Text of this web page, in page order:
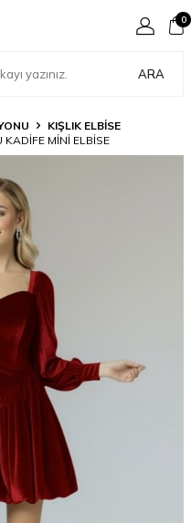
ARA
0
KIŞLIK ELBİSE
MİNİ ELBİSE